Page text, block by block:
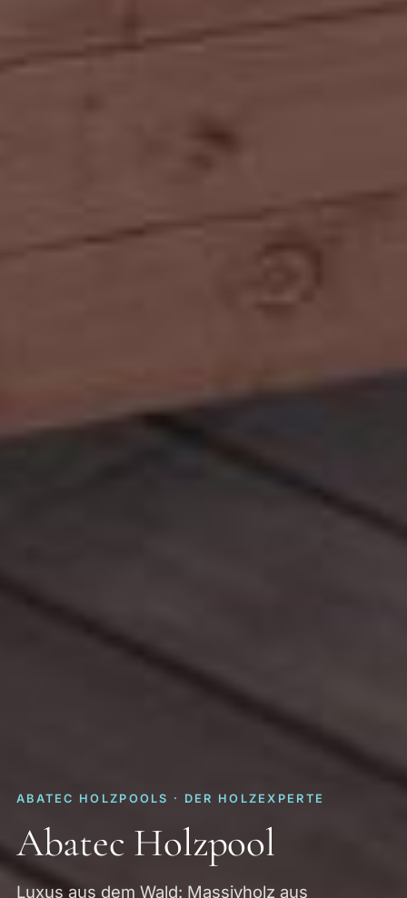
ABATEC HOLZPOOLS · DER HOLZEXPERTE
Abatec Holzpool
Luxus aus dem Wald: Massivholz aus